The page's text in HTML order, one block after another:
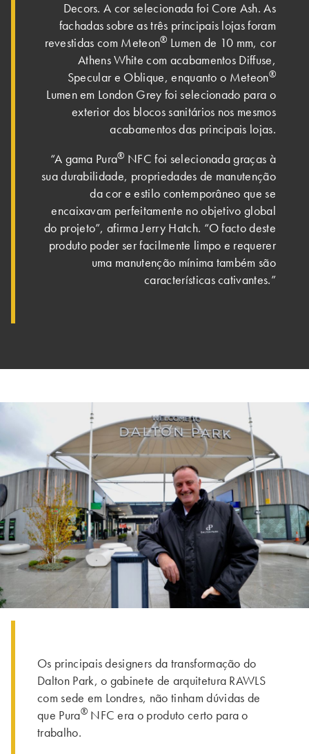
Decors. A cor selecionada foi Core Ash. As
fachadas sobre as três principais lojas foram
revestidas com Meteon® Lumen de 10 mm, cor
Athens White com acabamentos Diffuse,
Specular e Oblique, enquanto o Meteon®
Lumen em London Grey foi selecionado para o
exterior dos blocos sanitários nos mesmos
acabamentos das principais lojas.
“A gama Pura® NFC foi selecionada graças à
sua durabilidade, propriedades de manutenção
da cor e estilo contemporâneo que se
encaixavam perfeitamente no objetivo global
do projeto”, afirma Jerry Hatch. “O facto deste
produto poder ser facilmente limpo e requerer
uma manutenção mínima também são
características cativantes.”
Os principais designers da transformação do
Dalton Park, o gabinete de arquitetura RAWLS
com sede em Londres, não tinham dúvidas de
que Pura®NFC era o produto certo para o
trabalho.